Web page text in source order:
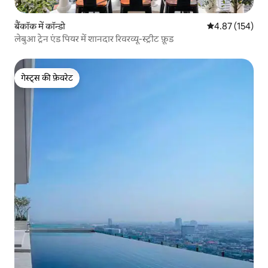
बैंकॉक में कॉन्डो औसत रेटिंग 5 में से
4.87 (154)
लेबुआ ट्रेन एंड पियर में शानदार रिवरव्यू-स्ट्रीट फ़ूड
गेस्ट्स की फ़ेवरेट
गेस्ट्स की फ़ेवरेट